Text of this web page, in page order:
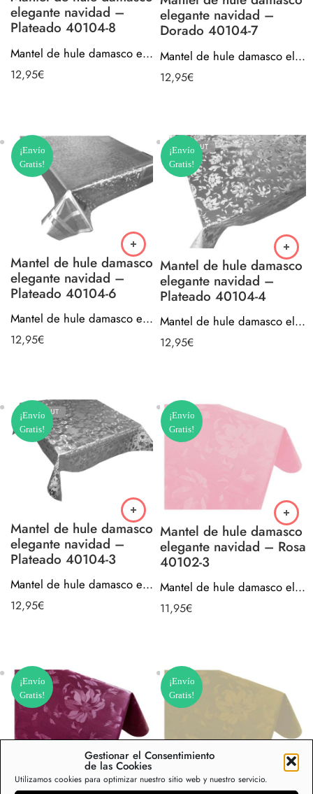
Gestionar el Consentimiento
de las Cookies
Utilizamos cookies para optimizar nuestro sitio web y nuestro servicio.
elegante navidad –
Plateado 40104-8
Mantel de hule damasco elegante navidad – Plateado 40104-8
12,95€
elegante navidad –
Dorado 40104-7
Mantel de hule damasco elegante navidad – Dorado 40104-7
12,95€
¡Envío
Gratis!
Mantel de hule damasco
elegante navidad –
Plateado 40104-6
Mantel de hule damasco elegante navidad – Plateado 40104-6
12,95€
¡Envío
Gratis!
SOLD OUT
Mantel de hule damasco
elegante navidad –
Plateado 40104-4
Mantel de hule damasco elegante navidad – Plateado 40104-4
12,95€
¡Envío
Gratis!
SOLD OUT
Mantel de hule damasco
elegante navidad –
Plateado 40104-3
Mantel de hule damasco elegante navidad – Plateado 40104-3
12,95€
¡Envío
Gratis!
Mantel de hule damasco
elegante navidad – Rosa
40102-3
Mantel de hule damasco elegante navidad – Rosa 40102-3
11,95€
¡Envío
Gratis!
¡Envío
Gratis!